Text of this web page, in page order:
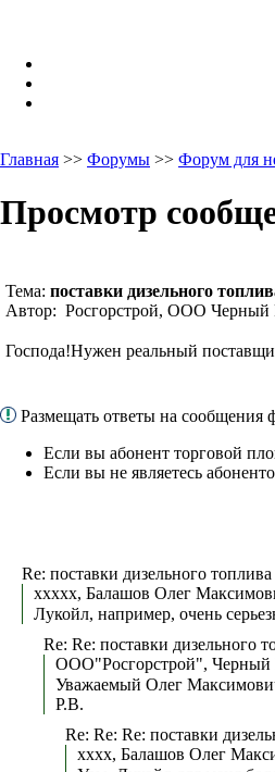
Главная >> Форумы >> Форум для
Просмотр
Тема: поставки дизельного
Автор: Росгорстрой, ООО Черный
Господа!Нужен реальный
Размещать ответы на сообщения
Если вы абонент торговой
Если вы не являетесь
Re: поставки дизельного
xxxxx, Балашов Олег
Лукойл, например, очень
Re: Re: поставки дизельного
ООО"Росгорстрой", Черный
Уважаемый Олег
Р.В.
Re: Re: Re: поставки
xxxx, Балашов Олег